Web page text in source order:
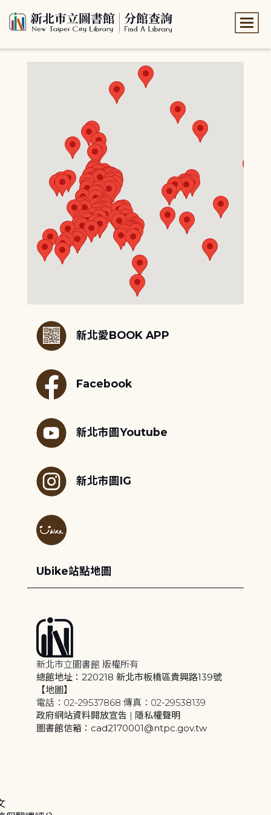
新北愛BOOK APP
Facebook
新北市圖Youtube
新北市圖IG
Ubike站點地圖
新北市立圖書館 版權所有
總館地址：220218 新北市板橋區貴興路139號
【地圖】
電話：02-29537868 傳真：02-29538139
政府網站資料開放宣告 | 隱私權聲明
圖書館信箱：cad2170001@ntpc.gov.tw